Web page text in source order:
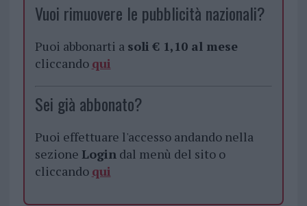
Vuoi rimuovere le pubblicità nazionali?
Puoi abbonarti a soli € 1,10 al mese
cliccando qui
Sei già abbonato?
Puoi effettuare l'accesso andando nella
sezione Logindal menù del sito o
cliccando qui